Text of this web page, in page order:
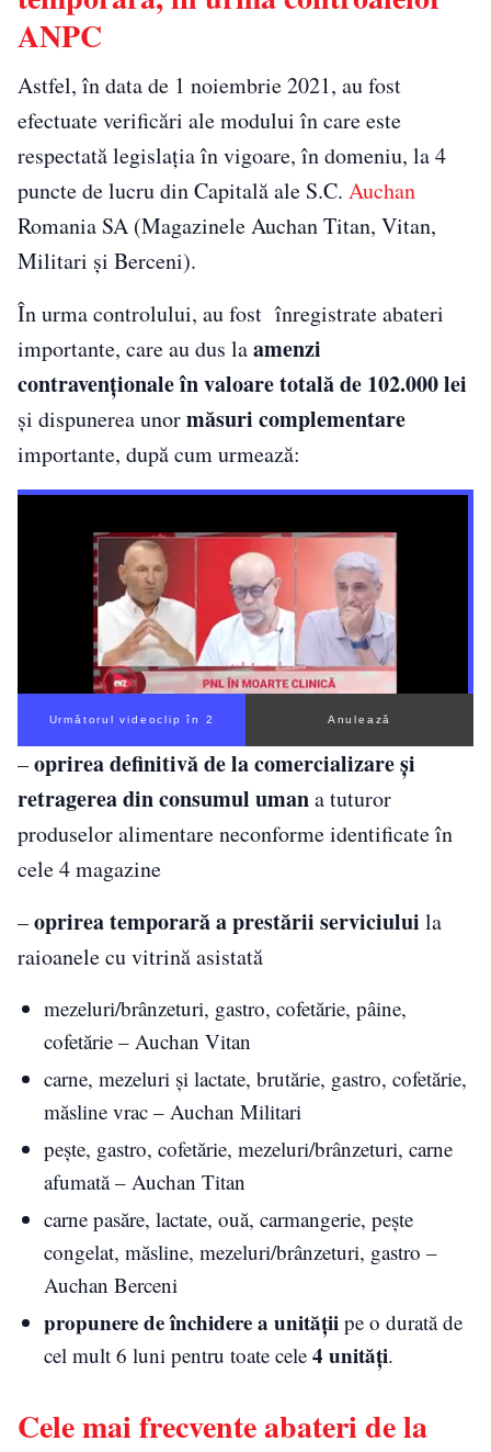
ANPC
Astfel, în data de 1 noiembrie 2021, au fost
efectuate verificări ale modului în care este
respectată legislația în vigoare, în domeniu, la 4
puncte de lucru din Capitală ale S.C. Auchan
Romania SA (Magazinele Auchan Titan, Vitan,
Militari și Berceni).
În urma controlului, au fost înregistrate abateri
importante, care au dus laamenzi
contravenționale în valoare totală de 102.000 lei
și dispunerea unormăsuri complementare
importante, după cum urmează:
Următorul videoclip în 1 Anulează
–oprirea definitivă de la comercializare și
retragerea din consumul umana tuturor
produselor alimentare neconforme identificate în
cele 4 magazine
–oprirea temporară a prestării serviciului la
raioanele cu vitrină asistată
mezeluri/brânzeturi, gastro, cofetărie, pâine,
cofetărie – Auchan Vitan
carne, mezeluri și lactate, brutărie, gastro, cofetărie,
măsline vrac – Auchan Militari
pește, gastro, cofetărie, mezeluri/brânzeturi, carne
afumată – Auchan Titan
carne pasăre, lactate, ouă, carmangerie, pește
congelat, măsline, mezeluri/brânzeturi, gastro –
Auchan Berceni
propunere de închidere a unității pe o durată de
cel mult 6 luni pentru toate cele 4 unități.
Cele mai frecvente abateri de la